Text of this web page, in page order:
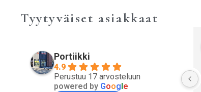
Tyytyväiset asiakkaat
Portiikki
4.9
Perustuu 17 arvosteluun
powered by Goog e